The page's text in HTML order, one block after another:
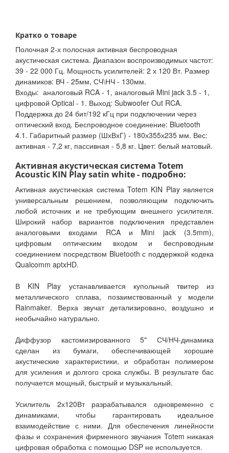
Кратко о товаре
Полочная 2-х полосная активная беспроводная
акустическая система. Диапазон воспроизводимых частот:
39 - 22 000 Гц. Мощность усилителей: 2 х 120 Вт. Размер
динамиков: ВЧ - 25мм, СЧ\НЧ - 130мм.
Входы: аналоговый RCA - 1, аналоговый Mini jack 3.5 - 1,
цифровой Optical - 1. Выход: Subwoofer Out RCA.
Поддержка до 24 бит/192 кГц при подключении через
оптический вход. Беспроводное соединение: Bluetooth
4.1. Габаритный размер (ШхВхГ) - 180х355х235 мм. Вес:
активная - 7,2 кг, пассивная - 5,8 кг. Цвет: белый матовый.
Активная акустическая система Totem
Acoustic KIN Play satin white - подробно:
Активная акустическая система Totem KIN Play является
универсальным решением, позволяющим подключить
любой источник и не требующим внешнего усилителя.
Широкий набор вариантов подключения представлен
аналоговыми входами RCA и Mini jack (3.5mm),
цифровым оптическим входом и беспроводным
соединением посредством Bluetooth с поддержкой кодека
Qualcomm aptxHD.
В KIN Play устанавливается купольный твитер из
металлического сплава, позаимствованный у модели
Rainmaker. Верха звучат детализировано, воздушно и
необычайно натурально.
Диффузор кастомизированного 5" СЧ/НЧ-динамика
сделан из бумаги, обеспечивающей хорошие
акустические характеристики, и обработан полимером
для усиления и долгого срока службы. В результате бас
получается мощный, быстрый и музыкальный.
Усилитель 2х120Вт разрабатывался одновременно с
динамиками, чтобы гарантировать идеальное
взаимодействие с ними. Для обеспечения линейности
фазы и сохранения фирменного звучания Totem никакая
цифровая обработка с помощью DSP не используется.